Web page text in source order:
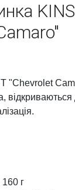
"Chevrolet
відкриваються
160 г